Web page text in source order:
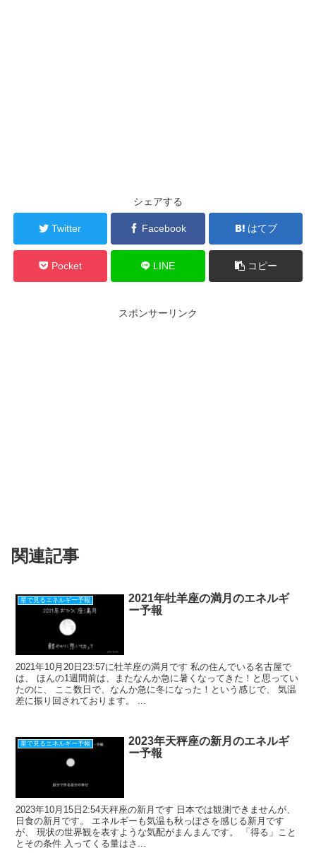
シェアする
Twitter Facebook はてブ
Pocket LINE コピー
スポンサーリンク
関連記事
星で見るエネルギー予報
2021年牡羊座の満月のエネルギ
ー予報
2021年10月20日23:57に牡羊座の満月です 私の住んでいる名古屋で
は、 ほんの1週間前は、またなんか急に暑くなってきた！と思ってい
たのに、 ここ数日で、なんか急に冬になった！という感じで、 気温
差に振り回されております。 ...
星で見るエネルギー予報
2023年天秤座の新月のエネルギ
ー予報
2023年10月15日2:54天秤座の新月です 日本では観測できませんが、
日食の新月です。 エネルギーも気温も秋っぽさを感じる新月です
が、 現状の世界観を表すような気配がまんまんです。 「得る」こと
とその条件 入ってくる量はさ...